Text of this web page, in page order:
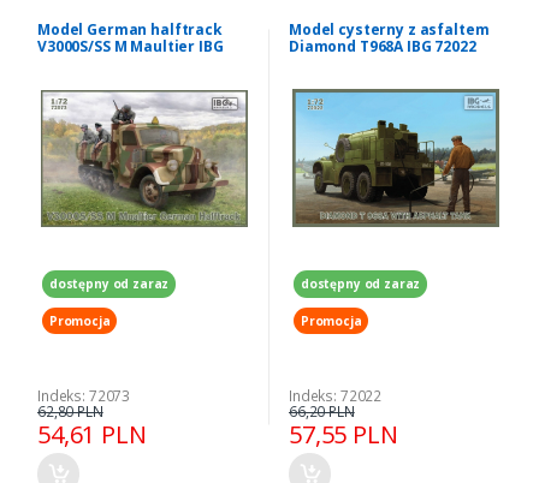
Model German halftrack
V3000S/SS M Maultier IBG
dostępny od zaraz
Promocja
Indeks: 72073
54,61 PLN
62,80 PLN
Model cysterny z asfaltem
Diamond T968A IBG 72022
dostępny od zaraz
Promocja
Indeks: 72022
57,55 PLN
66,20 PLN